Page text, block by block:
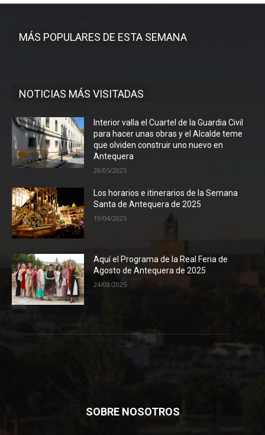
MÁS POPULARES DE ESTA SEMANA
NOTICIAS MÁS VISITADAS
Interior valla el Cuartel de la Guardia Civil
para hacer unas obras y el Alcalde teme
que olviden construir uno nuevo en
Antequera
28/05/2025
Los horarios e itinerarios de la Semana
Santa de Antequera de 2025
19/04/2025
Aquí el Programa de la Real Feria de
Agosto de Antequera de 2025
24/08/2025
SOBRE NOSOTROS